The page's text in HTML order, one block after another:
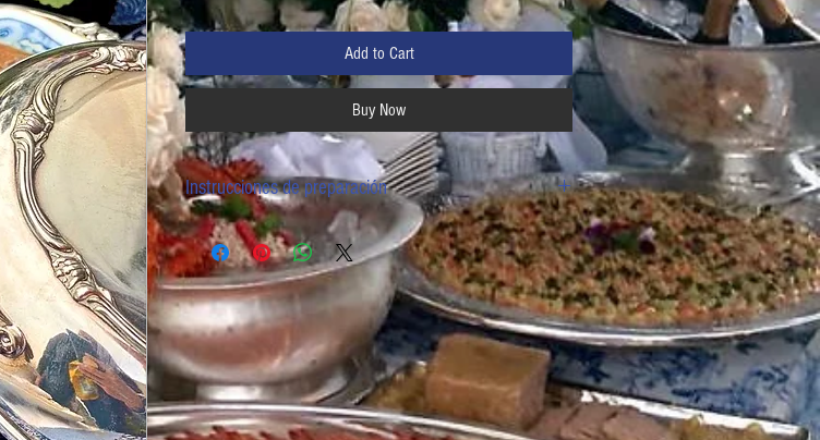
Add to Cart
Buy Now
Instrucciones de preparación
Descongelar de manera natural por unas horas. Colocar las bolsas SIN
ABRIR en una olla de agua hirviendo, a fuego medio por 10 minutos,
abrir con una tijera y servir.
En microondas: SACAR DE LA BOLSA y colocar en un cuenco/tazón con
tapa. Calentar por unos minutos en “recalentamiento automático”